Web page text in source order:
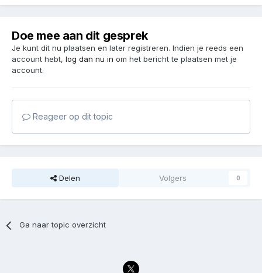
Doe mee aan dit gesprek
Je kunt dit nu plaatsen en later registreren. Indien je reeds een
account hebt, log dan nu in om het bericht te plaatsen met je
account.
Reageer op dit topic
Delen Volgers 0
Ga naar topic overzicht